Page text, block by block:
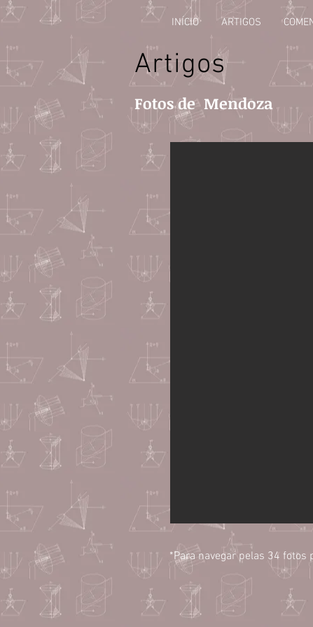
INÍCIO ARTIGOS
Artigos
Fotos de Mendoza
*Para navegar pelas 34